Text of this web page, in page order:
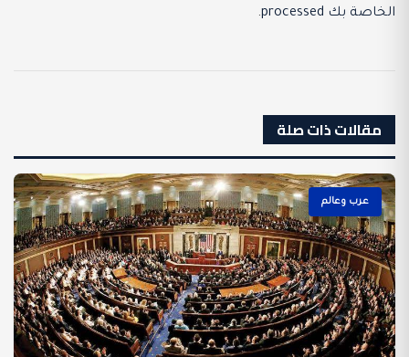
الخاصة بك processed
.
مقالات ذات صلة
عرب وعالم